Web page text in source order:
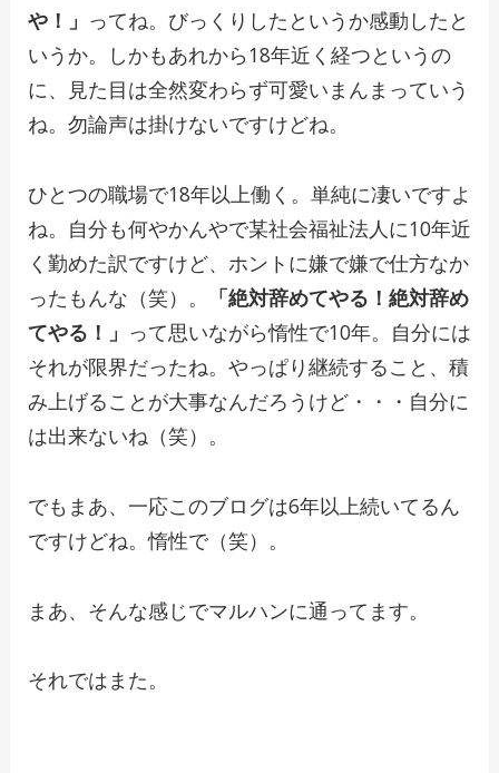
や！」 ってね。びっくりしたというか感動したと
いうか。しかもあれから18年近く経つというの
に、見た目は全然変わらず可愛いまんまっていう
ね。勿論声は掛けないですけどね。
ひとつの職場で18年以上働く。単純に凄いですよ
ね。自分も何やかんやで某社会福祉法人に10年近
く勤めた訳ですけど、ホントに嫌で嫌で仕方なか
ったもんな（笑）。
「絶対辞めてやる！絶対辞め
てやる！」 って思いながら惰性で10年。自分には
それが限界だったね。やっぱり継続すること、積
み上げることが大事なんだろうけど・・・自分に
は出来ないね（笑）。
でもまあ、一応このブログは6年以上続いてるん
ですけどね。惰性で（笑）。
まあ、そんな感じでマルハンに通ってます。
それではまた。